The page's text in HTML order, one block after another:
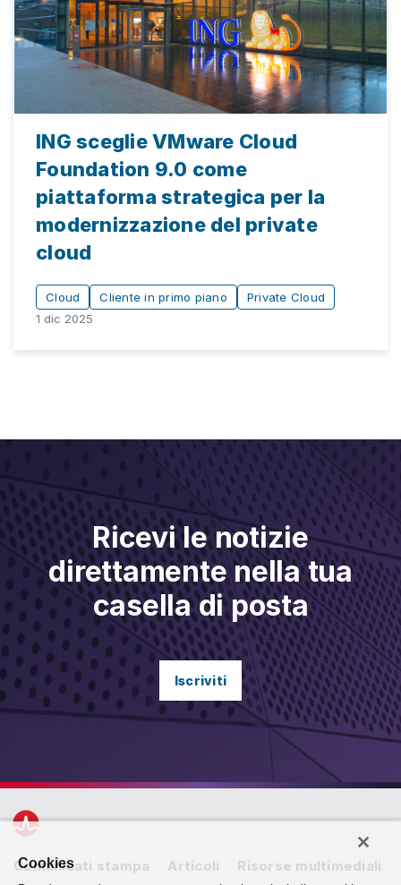
ING sceglie VMware Cloud
Foundation 9.0 come
piattaforma strategica per la
modernizzazione del private
cloud
Cloud Cliente in primo piano
Private Cloud
1 dic 2025
Ricevi le notizie
direttamente nella tua
casella di posta
Iscriviti
Comunicati stampa Articoli Risorse multimediali
Cookies